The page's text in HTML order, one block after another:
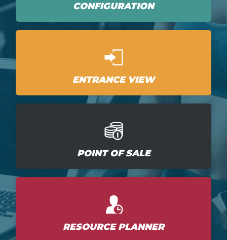
CONFIGURATION
ENTRANCE VIEW
POINT OF SALE
RESOURCE PLANNER